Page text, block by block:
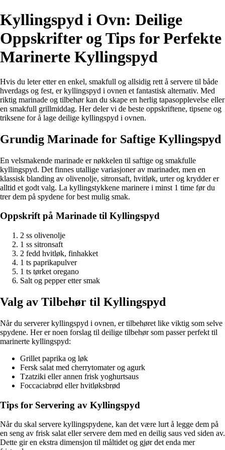
Kyllingspyd i Ovn: Deilige
Oppskrifter og Tips for Perfekte
Marinerte Kyllingspyd
Hvis du leter etter en enkel, smakfull og allsidig rett å servere til både
hverdags og fest, er kyllingspyd i ovnen et fantastisk alternativ. Med
riktig marinade og tilbehør kan du skape en herlig tapasopplevelse eller
en smakfull grillmiddag. Her deler vi de beste oppskriftene, tipsene og
triksene for å lage deilige kyllingspyd i ovnen.
Grundig Marinade for Saftige Kyllingspyd
En velsmakende marinade er nøkkelen til saftige og smakfulle
kyllingspyd. Det finnes utallige variasjoner av marinader, men en
klassisk blanding av olivenolje, sitronsaft, hvitløk, urter og krydder er
alltid et godt valg. La kyllingstykkene marinere i minst 1 time før du
trer dem på spydene for best mulig smak.
Oppskrift på Marinade til Kyllingspyd
2 ss olivenolje
1 ss sitronsaft
2 fedd hvitløk, finhakket
1 ts paprikapulver
1 ts tørket oregano
Salt og pepper etter smak
Valg av Tilbehør til Kyllingspyd
Når du serverer kyllingspyd i ovnen, er tilbehøret like viktig som selve
spydene. Her er noen forslag til deilige tilbehør som passer perfekt til
marinerte kyllingspyd:
Grillet paprika og løk
Fersk salat med cherrytomater og agurk
Tzatziki eller annen frisk yoghurtsaus
Foccaciabrød eller hvitløksbrød
Tips for Servering av Kyllingspyd
Når du skal servere kyllingspydene, kan det være lurt å legge dem på
en seng av frisk salat eller servere dem med en deilig saus ved siden av.
Dette gir en ekstra dimensjon til måltidet og gjør det enda mer